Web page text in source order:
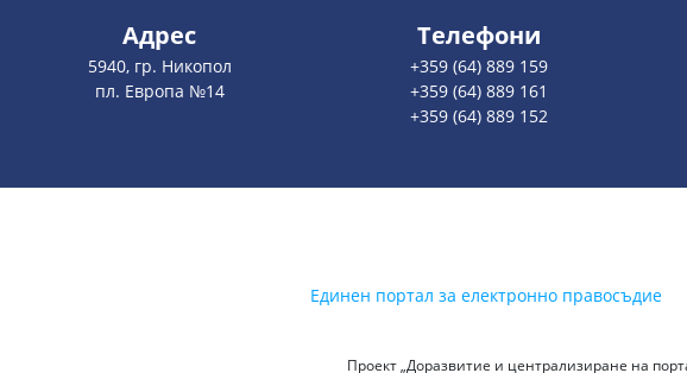
Адрес
5940, гр. Никопол
пл. Европа №14
Телефони
+359 (64) 889 159
+359 (64) 889 161
+359 (64) 889 152
Единен портал за електронно правосъдие
Проект „Доразвитие и централизиране на